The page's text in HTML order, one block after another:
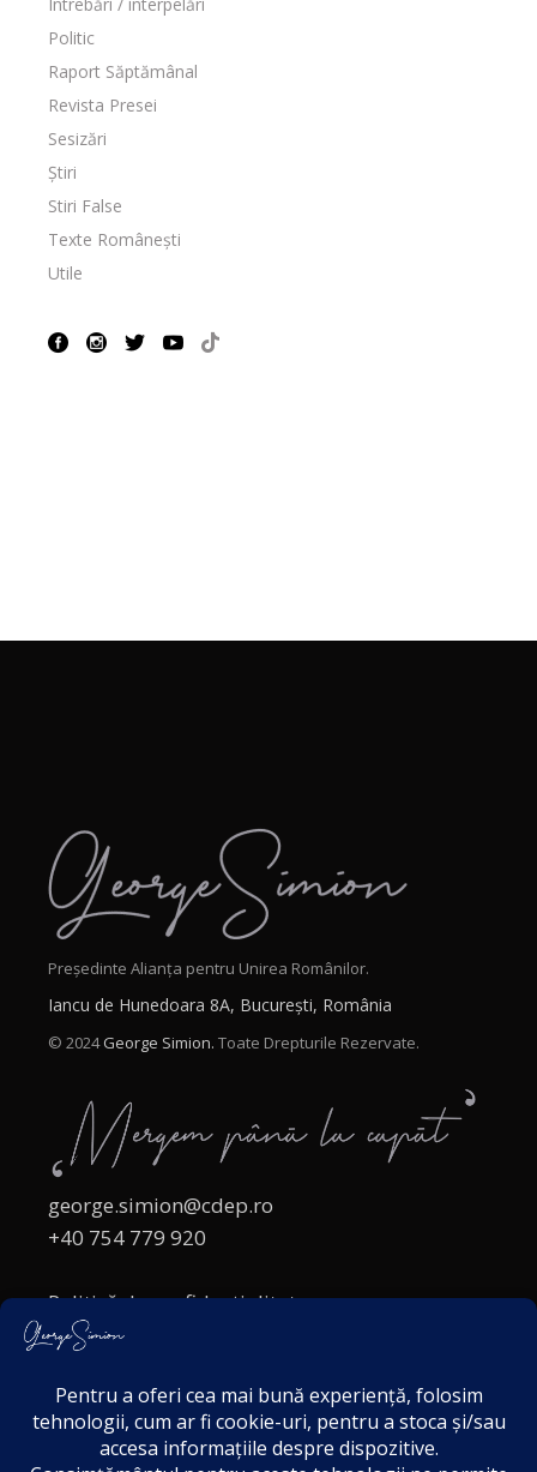
Politic
Raport Săptămânal
Revista Presei
Sesizări
Știri
Stiri False
Texte Românești
Utile
Președinte Alianța pentru Unirea Românilor.
Iancu de Hunedoara 8A, București, România
© 2024George Simion. Toate Drepturile Rezervate.
george.simion@cdep.ro
+40 754 779 920
Politică de confidențialitate
Politica cookies
Acordul de markting
Disclaimer